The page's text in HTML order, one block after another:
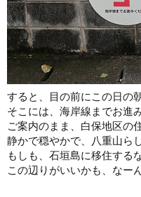
すると、目の前にこの日の
そこには、海岸線までお進
ご案内のまま、白保地区の
静かで穏やかで、八重山ら
もしも、石垣島に移住するな
この辺りがいいかも、なー